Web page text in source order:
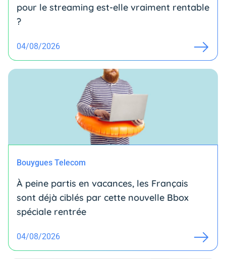
pour le streaming est-elle vraiment rentable
?
04/08/2026
Bouygues Telecom
À peine partis en vacances, les Français
sont déjà ciblés par cette nouvelle Bbox
spéciale rentrée
04/08/2026